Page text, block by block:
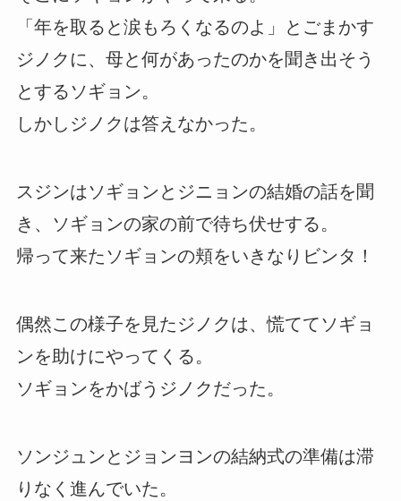
「年を取ると涙もろくなるのよ」とごまかす
ジノクに、母と何があったのかを聞き出そう
とするソギョン。
しかしジノクは答えなかった。
スジンはソギョンとジニョンの結婚の話を聞
き、ソギョンの家の前で待ち伏せする。
帰って来たソギョンの頬をいきなりビンタ！
偶然この様子を見たジノクは、慌ててソギョ
ンを助けにやってくる。
ソギョンをかばうジノクだった。
ソンジュンとジョンヨンの結納式の準備は滞
りなく進んでいた。